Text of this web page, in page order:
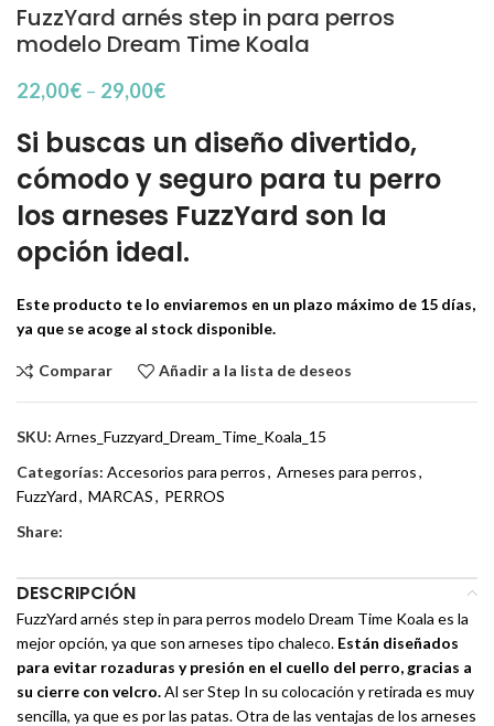
FuzzYard arnés step in para perros
modelo Dream Time Koala
22,00€ – 29,00€
Si buscas un diseño divertido,
cómodo y seguro para tu perro
los arneses FuzzYard son la
opción ideal.
Este producto te lo enviaremos en un plazo máximo de 15 días,
ya que se acoge al stock disponible.
Comparar Añadir a la lista de deseos
SKU: Arnes_Fuzzyard_Dream_Time_Koala_15
Categorías: Accesorios para perros, Arneses para perros,
FuzzYard, MARCAS, PERROS
Share:
DESCRIPCIÓN
FuzzYard arnés step in para perros modelo Dream Time Koala es la
mejor opción, ya que son arneses tipo chaleco. Están diseñados
para evitar rozaduras y presión en el cuello del perro, gracias a
su cierre con velcro.Al ser Step In su colocación y retirada es muy
sencilla, ya que es por las patas. Otra de las ventajas de los arneses